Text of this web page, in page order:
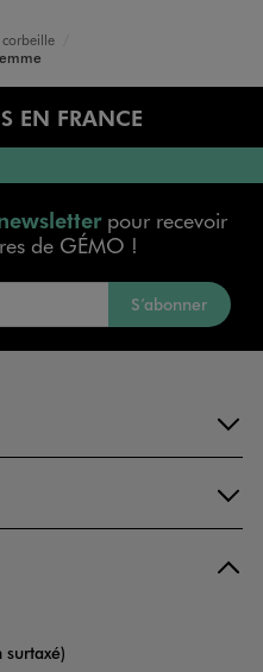
EN FRANCE
pour recevoir
de GÉMO !
S’abonner
surtaxé)